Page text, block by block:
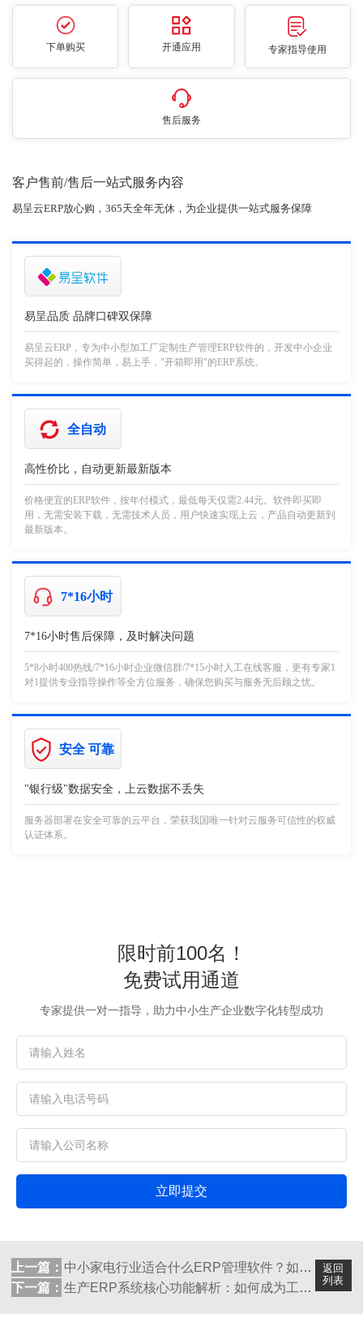
下单购买 开通应用 专家指导使用
售后服务
客户售前/售后一站式服务内容
易呈云ERP放心购，365天全年无休，为企业提供一站式服务保障
易呈品质 品牌口碑双保障
易呈云ERP，专为中小型加工厂定制生产管理ERP软件的，开发中小企业
买得起的，操作简单，易上手，"开箱即用"的ERP系统。
全自动
高性价比，自动更新最新版本
价格便宜的ERP软件，按年付模式，最低每天仅需2.44元。软件即买即
用，无需安装下载，无需技术人员，用户快速实现上云，产品自动更新到
最新版本。
7*16小时
7*16小时售后保障，及时解决问题
5*8小时400热线/7*16小时企业微信群/7*15小时人工在线客服，更有专家1
对1提供专业指导操作等全方位服务，确保您购买与服务无后顾之忧。
安全 可靠
"银行级"数据安全，上云数据不丢失
服务器部署在安全可靠的云平台，荣获我国唯一针对云服务可信性的权威
认证体系。
限时前100名！
免费试用通道
专家提供一对一指导，助力中小生产企业数字化转型成功
立即提交
返回
列表
上一篇： 中小家电行业适合什么ERP管理软件？如何...
下一篇： 生产ERP系统核心功能解析：如何成为工厂...